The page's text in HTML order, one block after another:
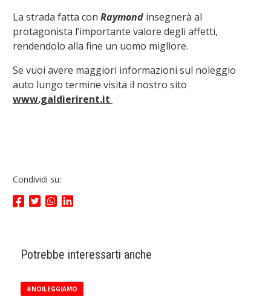
La strada fatta con Raymond insegnerà al
protagonista l’importante valore degli affetti,
rendendolo alla fine un uomo migliore.
Se vuoi avere maggiori informazioni sul noleggio
auto lungo termine visita il nostro sito
www.galdierirent.it
Condividi su:
Potrebbe interessarti anche
#NOILEGGIAMO